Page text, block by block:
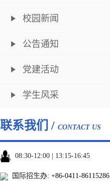
校园新闻
公告通知
党建活动
学生风采
联系我们 / CONTACT US
08:30-12:00 | 13:15-16:45
国际招生办: +86-0411-86115286